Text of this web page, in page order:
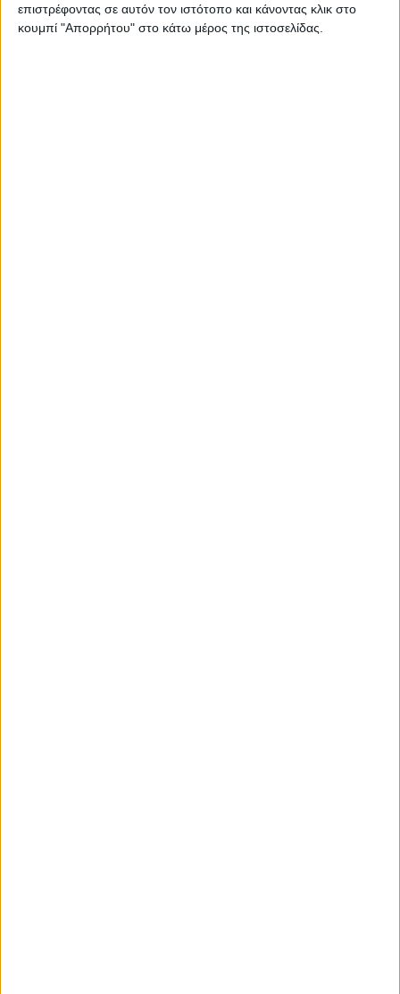
επιστρέφοντας σε αυτόν τον ιστότοπο και κάνοντας κλικ στο
κουμπί "Απορρήτου" στο κάτω μέρος της ιστοσελίδας.